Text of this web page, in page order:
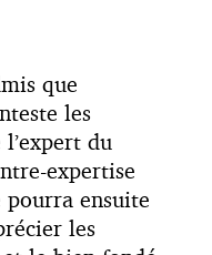
que
les
du
expertise
ensuite
les